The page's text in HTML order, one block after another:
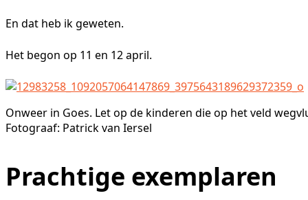
En dat heb ik geweten.
Het begon op 11 en 12 april.
Onweer in Goes. Let op de kinderen die op het veld
Fotograaf: Patrick van Iersel
Prachtige exemplaren